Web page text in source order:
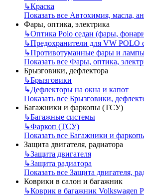
↳Краска
Показать все Автохимия, масла,
Фары, оптика, электрика
↳Оптика Polo седан (фары,
↳Предохранители для VW POLO
↳Противотуманные фары и
Показать все Фары, оптика,
Брызговики, дефлектора
↳Брызговики
↳Дефлекторы на окна и капот
Показать все Брызговики,
Багажники и фаркопы (ТСУ)
↳Багажные системы
↳Фаркоп (ТСУ)
Показать все Багажники и
Защита двигателя, радиатора
↳Защита двигателя
↳Защита радиатора
Показать все Защита двигателя,
Коврики в салон и багажник
↳Коврик в багажник Volkswagen